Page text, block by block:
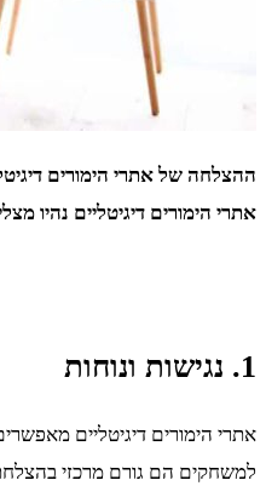
ההצלחה של אתרי הימורים
אתרי הימורים דיגיטליים נהיו
1. נגישות ונוחות
אתרי הימורים דיגיטליים
למשחקים הם גורם מרכזי